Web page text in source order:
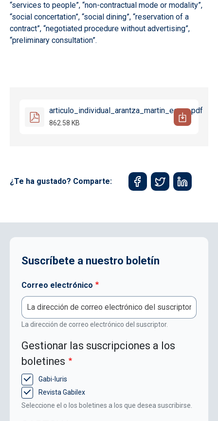
“services to people”, “non-contractual mode or modality”,
“social concertation”, “social dining”, “reservation of a
contract”, “negotiated procedure without advertising”,
“preliminary consultation”.
articulo_individual_arantza_martin_egana.pdf
862.58 KB
¿Te ha gustado? Comparte:
Suscríbete a nuestro boletín
Correo electrónico
La dirección de correo electrónico del suscriptor.
Gestionar las suscripciones a los
boletines
Gabi-Iuris
Revista Gabilex
Seleccione el o los boletines a los que desea suscribirse.